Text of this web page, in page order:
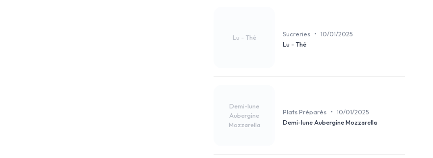
Lu - Thé Sucreries • 10/01/2025
Lu - Thé
Demi-lune
Aubergine
Mozzarella
Plats Préparés • 10/01/2025
Demi-lune Aubergine Mozzarella